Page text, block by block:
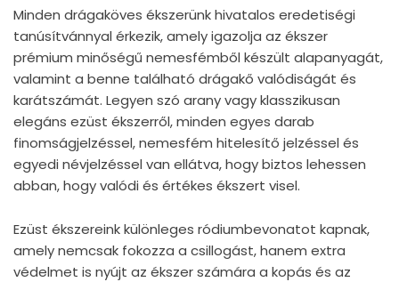
Minden drágaköves ékszerünk hivatalos eredetiségi
tanúsítvánnyal érkezik, amely igazolja az ékszer
prémium minőségű nemesfémből készült alapanyagát,
valamint a benne található drágakő valódiságát és
karátszámát. Legyen szó arany vagy klasszikusan
elegáns ezüst ékszerről, minden egyes darab
finomságjelzéssel, nemesfém hitelesítő jelzéssel és
egyedi névjelzéssel van ellátva, hogy biztos lehessen
abban, hogy valódi és értékes ékszert visel.
Ezüst ékszereink különleges ródiumbevonatot kapnak,
amely nemcsak fokozza a csillogást, hanem extra
védelmet is nyújt az ékszer számára a kopás és az